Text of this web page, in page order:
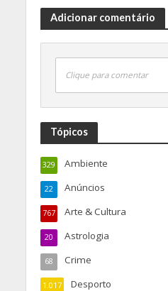
Adicionar comentário
Clique para comentar
Tópicos
Ambiente
329
Anúncios
22
Arte & Cultura
767
Astrologia
20
Crime
68
Desporto
1.017